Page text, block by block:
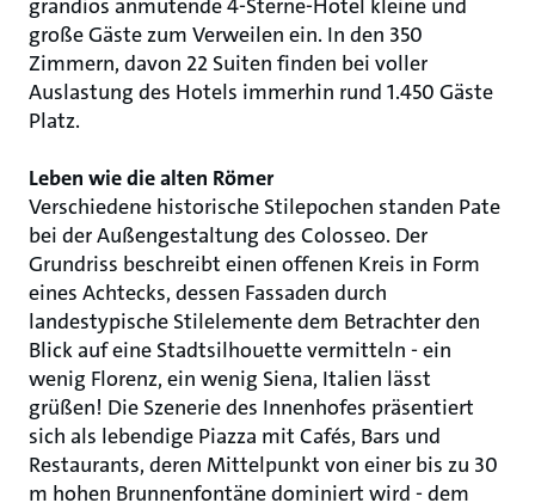
grandios anmutende 4-Sterne-Hotel kleine und
große Gäste zum Verweilen ein. In den 350
Zimmern, davon 22 Suiten finden bei voller
Auslastung des Hotels immerhin rund 1.450 Gäste
Platz.
Leben wie die alten Römer
Verschiedene historische Stilepochen standen Pate
bei der Außengestaltung des Colosseo. Der
Grundriss beschreibt einen offenen Kreis in Form
eines Achtecks, dessen Fassaden durch
landestypische Stilelemente dem Betrachter den
Blick auf eine Stadtsilhouette vermitteln - ein
wenig Florenz, ein wenig Siena, Italien lässt
grüßen! Die Szenerie des Innenhofes präsentiert
sich als lebendige Piazza mit Cafés, Bars und
Restaurants, deren Mittelpunkt von einer bis zu 30
m hohen Brunnenfontäne dominiert wird - dem